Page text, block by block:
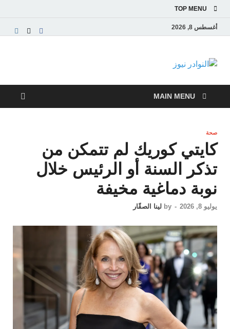
TOP MENU
أغسطس 8, 2026
النوادر نيوز
من العالم العربي والعالمي
MAIN MENU
صحة
كايتي كوريك لم تتمكن من
تذكر السنة أو الرئيس خلال
نوبة دماغية مخيفة
يوليو 8, 2026 -
by لينا الصقّار